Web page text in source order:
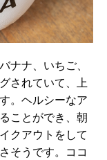
ナナ、いちご、
されていて、上
。ヘルシーなア
ことができ、朝
クアウトをして
そうです。ココ